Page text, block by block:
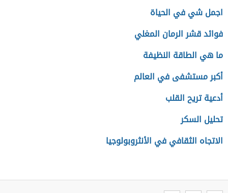
اجمل شي في الحياة
فوائد قشر الرمان المغلي
ما هي الطاقة النظيفة
أكبر مستشفى في العالم
أدعية تريح القلب
تحليل السكر
الاتجاه الثقافي في الأنثروبولوجيا